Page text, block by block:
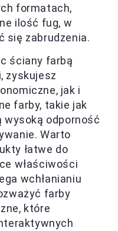
formatach,
ilość fug, w
się zabrudzenia.
ściany farbą
zyskujesz
jak i
farby, takie jak
odporność
Warto
łatwe do
właściwości
wchłanianiu
farby
które